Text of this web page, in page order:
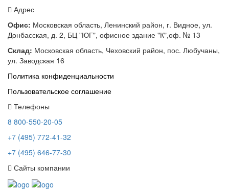
Адрес
Офис: Московская область, Ленинский район, г. Видное, ул.
Донбасская, д. 2, БЦ "ЮГ", офисное здание "К",оф. № 13
Склад: Московская область, Чеховский район, пос. Любучаны,
ул. Заводская 16
Политика конфиденциальности
Пользовательское соглашение
Телефоны
8 800-550-20-05
+7 (495) 772-41-32
+7 (495) 646-77-30
Сайты компании